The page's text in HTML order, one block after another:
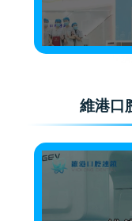
維港口